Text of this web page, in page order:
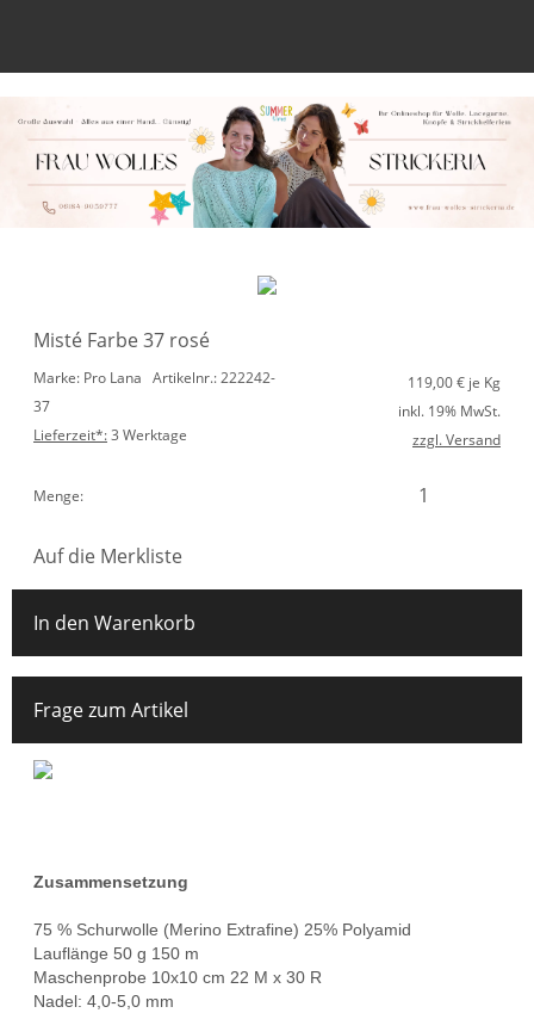
Misté Farbe 37 rosé
Marke: Pro Lana Artikelnr.: 222242-
37
Lieferzeit*:3 Werktage
119,00€ je Kg
inkl. 19% MwSt.
zzgl. Versand
Menge:
Auf die Merkliste
In den Warenkorb
Frage zum Artikel
Zusammensetzung
75 % Schurwolle (Merino Extrafine) 25% Polyamid
Lauflänge 50 g 150 m
Maschenprobe 10x10 cm 22 M x 30 R
Nadel: 4,0-5,0 mm